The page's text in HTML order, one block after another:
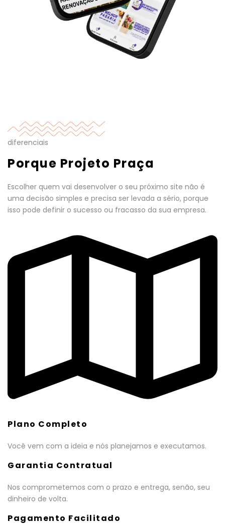
diferenciais
Porque Projeto Praça
Escolher quem vai desenvolver o seu próximo site não é
uma decisão simples e precisa ser levada a sério, porque
isso pode definir o sucesso ou fracasso da sua empresa.
Plano Completo
Você vem com a ideia e nós planejamos e executamos.
Garantia Contratual
Nos comprometemos com o prazo e entrega, senão, seu
dinheiro de volta.
Pagamento Facilitado